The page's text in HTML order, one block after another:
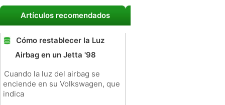
Artículos recomendados
Cómo restablecer la Luz
Airbag en un Jetta '98
Cuando la luz del airbag se
enciende en su Volkswagen, que
indica